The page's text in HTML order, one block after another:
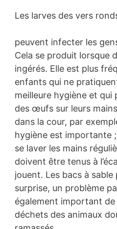
Les larves des vers
peuvent infecter les
Cela se produit lorsque
ingérés. Elle est plus
enfants qui ne
meilleure hygiène et qui
des œufs sur leurs
dans la cour, par
hygiène est importante
se laver les mains
doivent être tenus à
jouent. Les bacs à sable
surprise, un problème
également important de
déchets des animaux